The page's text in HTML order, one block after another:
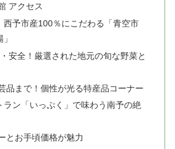
アクセス
西予市産100％にこだわる「青空市
安全！厳選された地元の旬な野菜と
品まで！個性が光る特産品コーナー
ラン「いっぷく」で味わう南予の絶
とお手頃価格が魅力